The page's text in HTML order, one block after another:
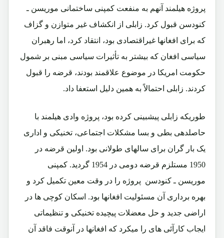
پروژه هیلمند آنهم به منفعت کمپنی ساختمانی موریسن ـ
کنودسن قبول کرد. زابلی از انکشاف غیر متوازن و گزاف
که برای افغانها غیراقتصادی بود، انتقاد کرد، اما رهبران
سیاسی افغان که بیشتر به تأثیرات سیاسی مبنی بر شمول
حکومت امریکا در موضوع علاقمند بودند، قرضه را قبول
کردند. زابلی احتمالاً به همین دلیل استعفا داد.
طوریکه زابلی پیشبینی کرده بود، پروژه وادی هیلمند با
حاصلدهی بطی و بسا مشکلات اجتماعی، تخنیکی و اداری
یک بار گران برای سالهای طولانی بود. اولین قرضه در
1950 مستلزم قرضه دومی در 1954 گردید. کمپنی
موریسن ـ کنودسن پروژه را در وقت معین تکمیل کرد و
بهره برداری آن مسئولیت افغانها بود. اسکان کوچی ها در
اراضی جدید و حل معضلات پیچیده تخنیکی و تنظیماتی
ایجاب کارآئی های را میکرد که افغانها در آنوقت فاقد آن